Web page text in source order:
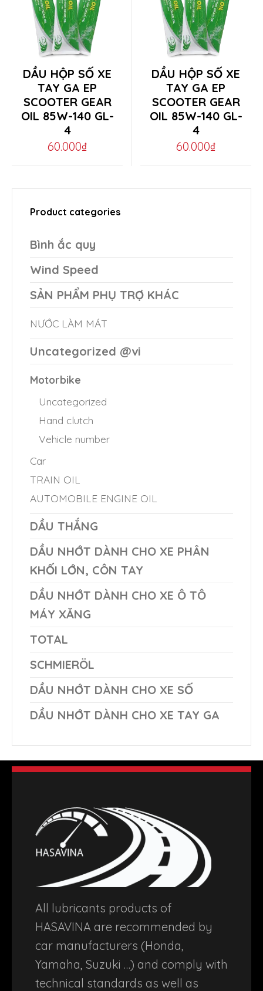
chosen
product
chosen
product
This
product
has
multiple
variants.
product
DẦU HỘP SỐ XE
TAY GA EP
SCOOTER GEAR
OIL 85W-140 GL-
4
60.000₫
This
product
has
multiple
variants.
product
DẦU HỘP SỐ XE
TAY GA EP
SCOOTER GEAR
OIL 85W-140 GL-
4
60.000₫
Product categories
Bình ắc quy
Wind Speed
SẢN PHẨM PHỤ TRỢ KHÁC
NƯỚC LÀM MÁT
Uncategorized @vi
Motorbike
Uncategorized
Hand clutch
Vehicle number
Car
TRAIN OIL
AUTOMOBILE ENGINE OIL
DẦU THẮNG
DẦU NHỚT DÀNH CHO XE PHÂN
KHỐI LỚN, CÔN TAY
DẦU NHỚT DÀNH CHO XE Ô TÔ
MÁY XĂNG
TOTAL
SCHMIERÖL
DẦU NHỚT DÀNH CHO XE SỐ
DẦU NHỚT DÀNH CHO XE TAY GA
All lubricants products of
HASAVINA are recommended by
car manufacturers (Honda,
Yamaha, Suzuki …) and comply with
technical standards as well as